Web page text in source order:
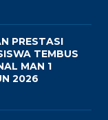
PRESTASI
TEMBUS
MAN 1
2026